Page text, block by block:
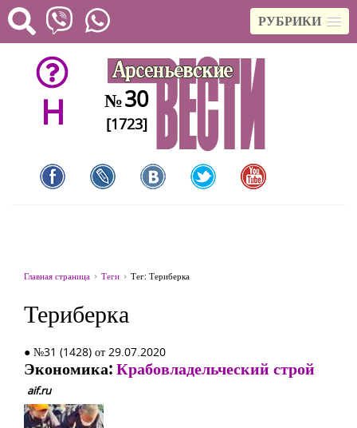
РУБРИКИ
H №30
[1723]
Главная страница Теги Тег: Териберка
Териберка
● №31 (1428) от 29.07.2020
Экономика:Крабовладельческий строй
aif.ru